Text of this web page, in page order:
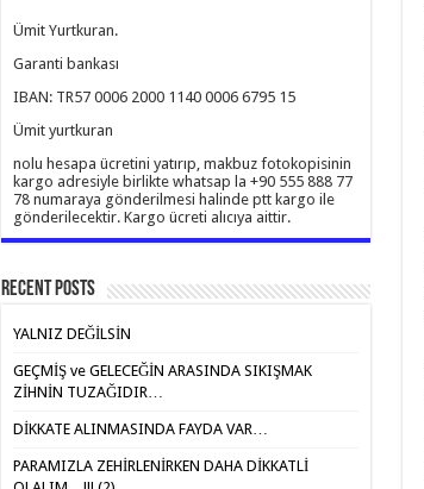
Ümit Yurtkuran.
Garanti bankası
IBAN: TR57 0006 2000 1140 0006 6795 15
Ümit yurtkuran
nolu hesapa ücretini yatırıp, makbuz fotokopisinin
kargo adresiyle birlikte whatsap la +90 555 888 77
78 numaraya gönderilmesi halinde ptt kargo ile
gönderilecektir. Kargo ücreti alıcıya aittir.
Recent Posts
YALNIZ DEĞİLSİN
GEÇMİŞ ve GELECEĞİN ARASINDA SIKIŞMAK
ZİHNİN TUZAĞIDIR…
DİKKATE ALINMASINDA FAYDA VAR…
PARAMIZLA ZEHİRLENİRKEN DAHA DİKKATLİ